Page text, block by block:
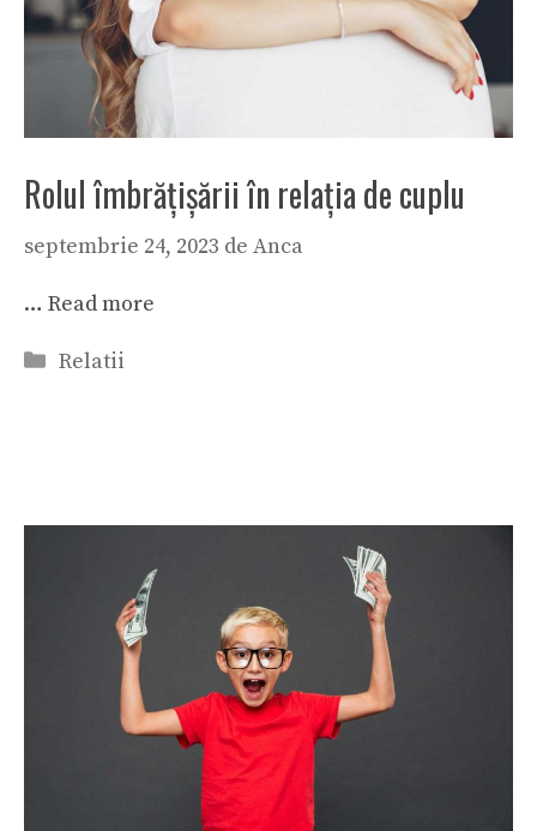
Rolul îmbrăţişării în relaţia de cuplu
septembrie 24, 2023 de Anca
… Read more
Categorii
Relatii